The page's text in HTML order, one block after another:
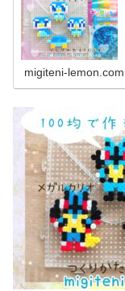
migiteni-lemon.com